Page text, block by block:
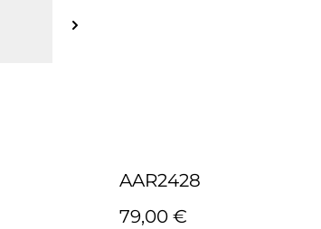
AAR2428
79,00 €